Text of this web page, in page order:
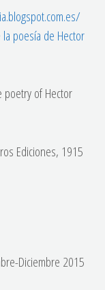
poesía de Hector
poetry of Hector
Ediciones, 1915
Diciembre 2015